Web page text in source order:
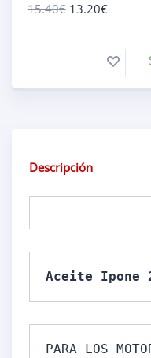
15.40€ 13.20€
Descripción
PARA LOS